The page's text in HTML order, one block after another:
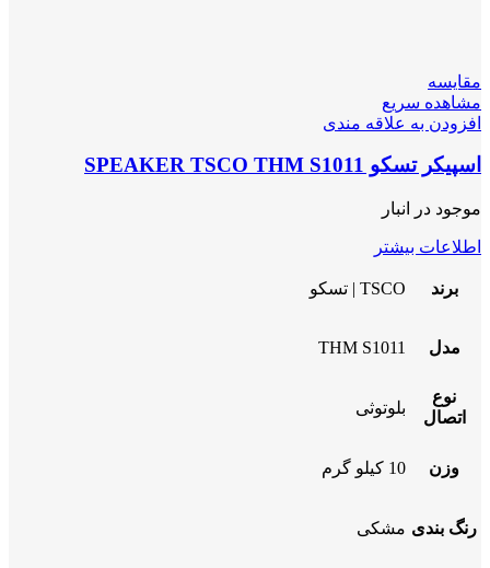
مقایسه
مشاهده سریع
افزودن به علاقه مندی
اسپیکر تسکو SPEAKER TSCO THM S1011
موجود در انبار
اطلاعات بیشتر
برند TSCO | تسکو
مدل THM S1011
نوع
اتصال
بلوتوثی
وزن 10 کیلو گرم
رنگ بندی مشکی